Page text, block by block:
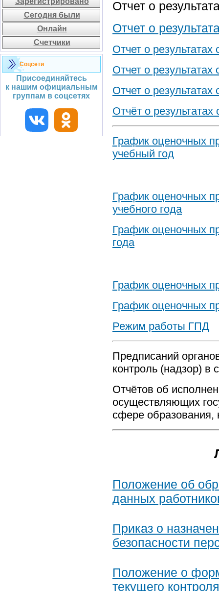
Сегодня были
Онлайн
Счетчики
Соцсети
Присоединяйтесь
к нашим официальным
группам в соцсетях
Отчет о
Отчет о
Отчет о
Отчет о
Отчет о
Отчёт о
График оценочных
учебный год
График оценочных
учебного года
График оценочных
года
График оценочных
График оценочных
Режим работы ГПД
Предписаний
контроль (надзор) в
Отчётов об
осуществляющих
сфере образования,
Положение об
данных
Приказ о
безопасности
Положение о
текущего